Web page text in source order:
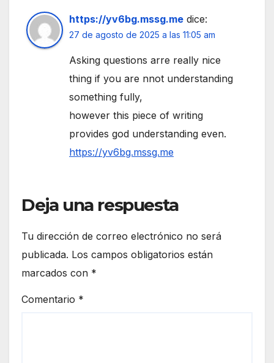
https://yv6bg.mssg.me dice:
27 de agosto de 2025 a las 11:05 am
Asking questions arre really nice
thing if you are nnot understanding
something fully,
however this piece of writing
provides god understanding even.
https://yv6bg.mssg.me
Deja una respuesta
Tu dirección de correo electrónico no será
publicada. Los campos obligatorios están
marcados con *
Comentario *